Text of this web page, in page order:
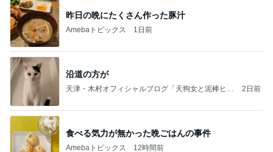
昨日の晩にたくさん作った豚汁
Amebaトピックス 1日前
沿道の方が
天津・木村オフィシャルブログ「天狗女と泥棒ヒゲ
2日前
食べる気力が無かった晩ごはんの事件
Amebaトピックス 12時間前